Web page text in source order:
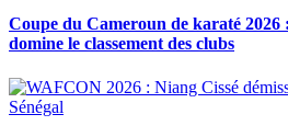
Coupe du Cameroun de karaté
domine le classement des clubs